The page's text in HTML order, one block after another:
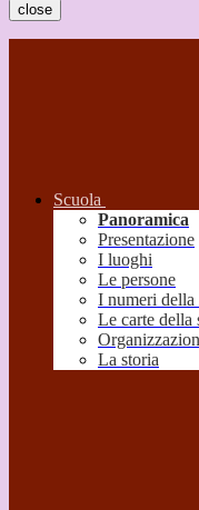
close
Scuola
Panoramica
Presentazione
I luoghi
Le persone
I numeri della
Le carte della
La storia